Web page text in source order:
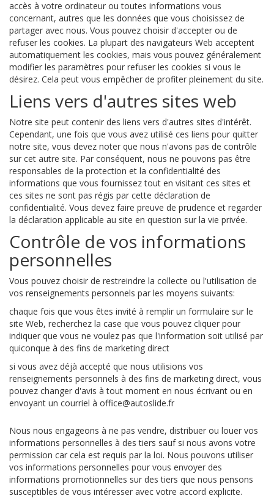
accès à votre ordinateur ou toutes informations vous
concernant, autres que les données que vous choisissez de
partager avec nous. Vous pouvez choisir d'accepter ou de
refuser les cookies. La plupart des navigateurs Web acceptent
automatiquement les cookies, mais vous pouvez généralement
modifier les paramètres pour refuser les cookies si vous le
désirez. Cela peut vous empêcher de profiter pleinement du site.
Liens vers d'autres sites web
Notre site peut contenir des liens vers d'autres sites d'intérêt.
Cependant, une fois que vous avez utilisé ces liens pour quitter
notre site, vous devez noter que nous n'avons pas de contrôle
sur cet autre site. Par conséquent, nous ne pouvons pas être
responsables de la protection et la confidentialité des
informations que vous fournissez tout en visitant ces sites et
ces sites ne sont pas régis par cette déclaration de
confidentialité. Vous devez faire preuve de prudence et regarder
la déclaration applicable au site en question sur la vie privée.
Contrôle de vos informations
personnelles
Vous pouvez choisir de restreindre la collecte ou l'utilisation de
vos renseignements personnels par les moyens suivants:
chaque fois que vous êtes invité à remplir un formulaire sur le
site Web, recherchez la case que vous pouvez cliquer pour
indiquer que vous ne voulez pas que l'information soit utilisé par
quiconque à des fins de marketing direct
si vous avez déjà accepté que nous utilisions vos
renseignements personnels à des fins de marketing direct, vous
pouvez changer d'avis à tout moment en nous écrivant ou en
envoyant un courriel à office@autoslide.fr
Nous nous engageons à ne pas vendre, distribuer ou louer vos
informations personnelles à des tiers sauf si nous avons votre
permission car cela est requis par la loi. Nous pouvons utiliser
vos informations personnelles pour vous envoyer des
informations promotionnelles sur des tiers que nous pensons
susceptibles de vous intéresser avec votre accord explicite.